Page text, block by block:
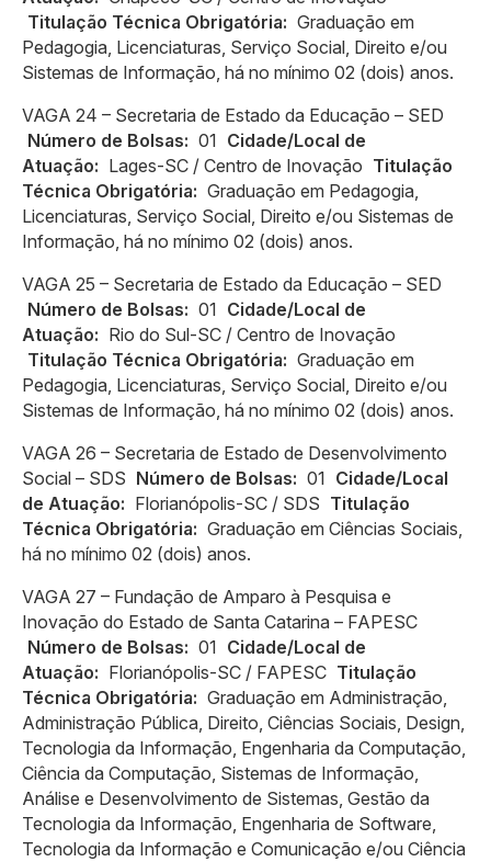
Titulação Técnica Obrigatória: Graduação em
Pedagogia, Licenciaturas, Serviço Social, Direito e/ou
Sistemas de Informação, há no mínimo 02 (dois) anos.
VAGA 24 – Secretaria de Estado da Educação – SED
Número de Bolsas: 01 Cidade/Local de
Atuação: Lages-SC / Centro de Inovação Titulação
Técnica Obrigatória: Graduação em Pedagogia,
Licenciaturas, Serviço Social, Direito e/ou Sistemas de
Informação, há no mínimo 02 (dois) anos.
VAGA 25 – Secretaria de Estado da Educação – SED
Número de Bolsas: 01 Cidade/Local de
Atuação: Rio do Sul-SC / Centro de Inovação
Titulação Técnica Obrigatória: Graduação em
Pedagogia, Licenciaturas, Serviço Social, Direito e/ou
Sistemas de Informação, há no mínimo 02 (dois) anos.
VAGA 26 – Secretaria de Estado de Desenvolvimento
Social – SDS Número de Bolsas: 01 Cidade/Local
de Atuação: Florianópolis-SC / SDS Titulação
Técnica Obrigatória: Graduação em Ciências Sociais,
há no mínimo 02 (dois) anos.
VAGA 27 – Fundação de Amparo à Pesquisa e
Inovação do Estado de Santa Catarina – FAPESC
Número de Bolsas: 01 Cidade/Local de
Atuação: Florianópolis-SC / FAPESC Titulação
Técnica Obrigatória: Graduação em Administração,
Administração Pública, Direito, Ciências Sociais, Design,
Tecnologia da Informação, Engenharia da Computação,
Ciência da Computação, Sistemas de Informação,
Análise e Desenvolvimento de Sistemas, Gestão da
Tecnologia da Informação, Engenharia de Software,
Tecnologia da Informação e Comunicação e/ou Ciência